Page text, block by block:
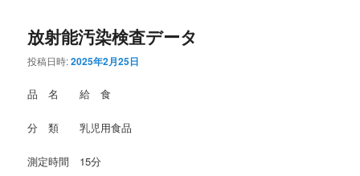
放射能汚染検査データ
投稿日時:2025年2月25日
品 名 給 食
分 類 乳児用食品
測定時間 15分